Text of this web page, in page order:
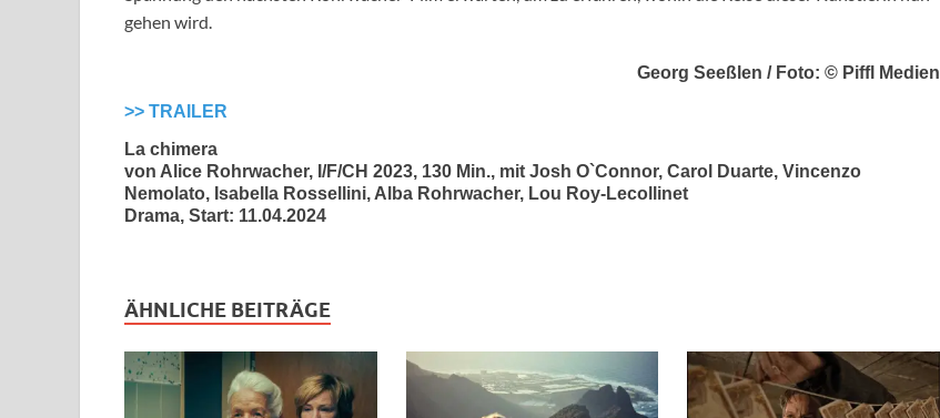
gehen wird.
Georg Seeßlen / Foto: © Piffl Medien
>> TRAILER
La chimera
von Alice Rohrwacher, I/F/CH 2023, 130 Min., mit Josh O`Connor, Carol Duarte, Vincenzo
Nemolato, Isabella Rossellini, Alba Rohrwacher, Lou Roy-Lecollinet
Drama, Start: 11.04.2024
ÄHNLICHE BEITRÄGE